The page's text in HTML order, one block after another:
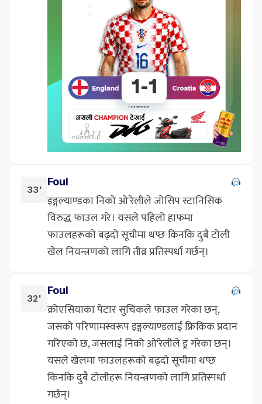
33'
Foul
इङ्गल्याण्डका निको ओ'रेलीले जोसिप स्टानिसिक
विरुद्ध फाउल गरे। यसले पहिलो हाफमा
फाउलहरूको बढ्दो सूचीमा थप्छ किनकि दुबै टोली
खेल नियन्त्रणको लागि तीव्र प्रतिस्पर्धा गर्छन्।
32'
Foul
क्रोएसियाका पेटार सुचिकले फाउल गरेका छन्,
जसको परिणामस्वरूप इङ्गल्याण्डलाई फ्रिकिक प्रदान
गरिएको छ, जसलाई निको ओ'रेलीले ड्र गरेका छन्।
यसले खेलमा फाउलहरूको बढ्दो सूचीमा थप्छ
किनकि दुबै टोलीहरू नियन्त्रणको लागि प्रतिस्पर्धा
गर्छन्।